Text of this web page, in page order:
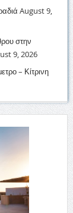
August 9,
στην
9, 2026
– Κίτρινη